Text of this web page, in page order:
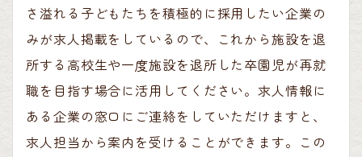
さ溢れる子どもたちを積極的に採用したい企業の
みが求人掲載をしているので、これから施設を退
所する高校生や一度施設を退所した卒園児が再就
職を目指す場合に活用してください。求人情報に
ある企業の窓口にご連絡をしていただけますと、
求人担当から案内を受けることができます。この